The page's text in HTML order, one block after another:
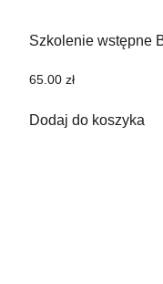
Szkolenie wstępne
65.00 zł
Dodaj do koszyka